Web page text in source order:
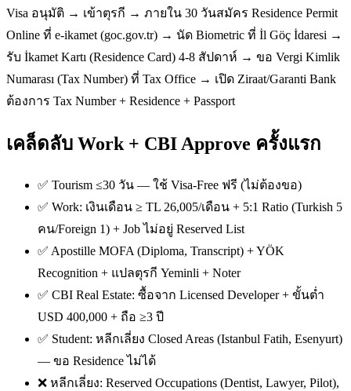
Visa อนุมัติ → เข้าตุรกี → ภายใน 30 วันสมัคร Residence Permit
Online ที่ e-ikamet (goc.gov.tr) → นัด Biometric ที่ İl Göç İdaresi →
รับ İkamet Kartı (Residence Card) 4-8 สัปดาห์ → ขอ Vergi Kimlik
Numarası (Tax Number) ที่ Tax Office → เปิด Ziraat/Garanti Bank
ต้องการ Tax Number + Residence + Passport
เคล็ดลับ Work + CBI Approve ครั้งแรก
✅ Tourism ≤30 วัน — ใช้ Visa-Free ฟรี (ไม่ต้องขอ)
✅ Work: เงินเดือน ≥ TL 26,005/เดือน + 5:1 Ratio (Turkish 5
คน/Foreign 1) + Job ไม่อยู่ Reserved List
✅ Apostille MOFA (Diploma, Transcript) + YÖK
Recognition + แปลตุรกี Yeminli + Noter
✅ CBI Real Estate: ซื้อจาก Licensed Developer + ขั้นต่ำ
USD 400,000 + ถือ ≥3 ปี
✅ Student: หลีกเลี่ยง Closed Areas (Istanbul Fatih, Esenyurt)
— ขอ Residence ไม่ได้
❌ หลีกเลี่ยง: Reserved Occupations (Dentist, Lawyer, Pilot),